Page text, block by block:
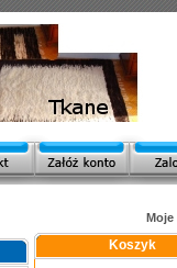
Koszyk